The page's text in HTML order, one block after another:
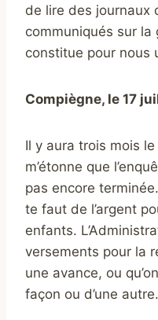
de lire des journaux
communiqués sur
constitue pour nous
Compiègne, le 17
Il y aura trois mois
m’étonne que
pas encore
te faut de l’argent
enfants.
versements pour la
une avance, ou
façon ou d’une autre.